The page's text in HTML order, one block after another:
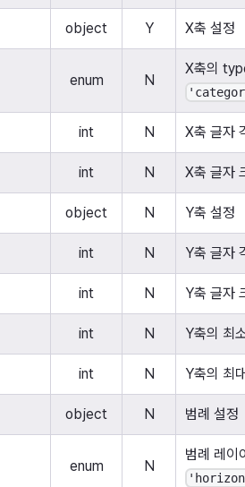
object Y X축 설정
enum N
X축의
int N X축 글자
int N X축 글자
object N Y축 설정
int N Y축 글자
int N Y축 글자
int N Y축의 최
int N Y축의 최
object N 범례 설정
enum N
범례 레이